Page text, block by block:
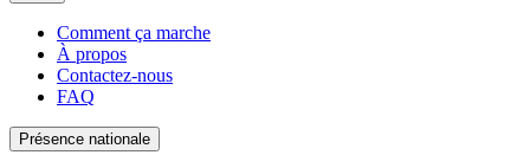
Comment ça marche
À propos
Contactez-nous
FAQ
Présence nationale